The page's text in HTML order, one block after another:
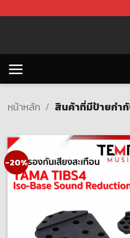
to
หน้าหลัก / สินค้าที่มีป้ายกำกั
-20%